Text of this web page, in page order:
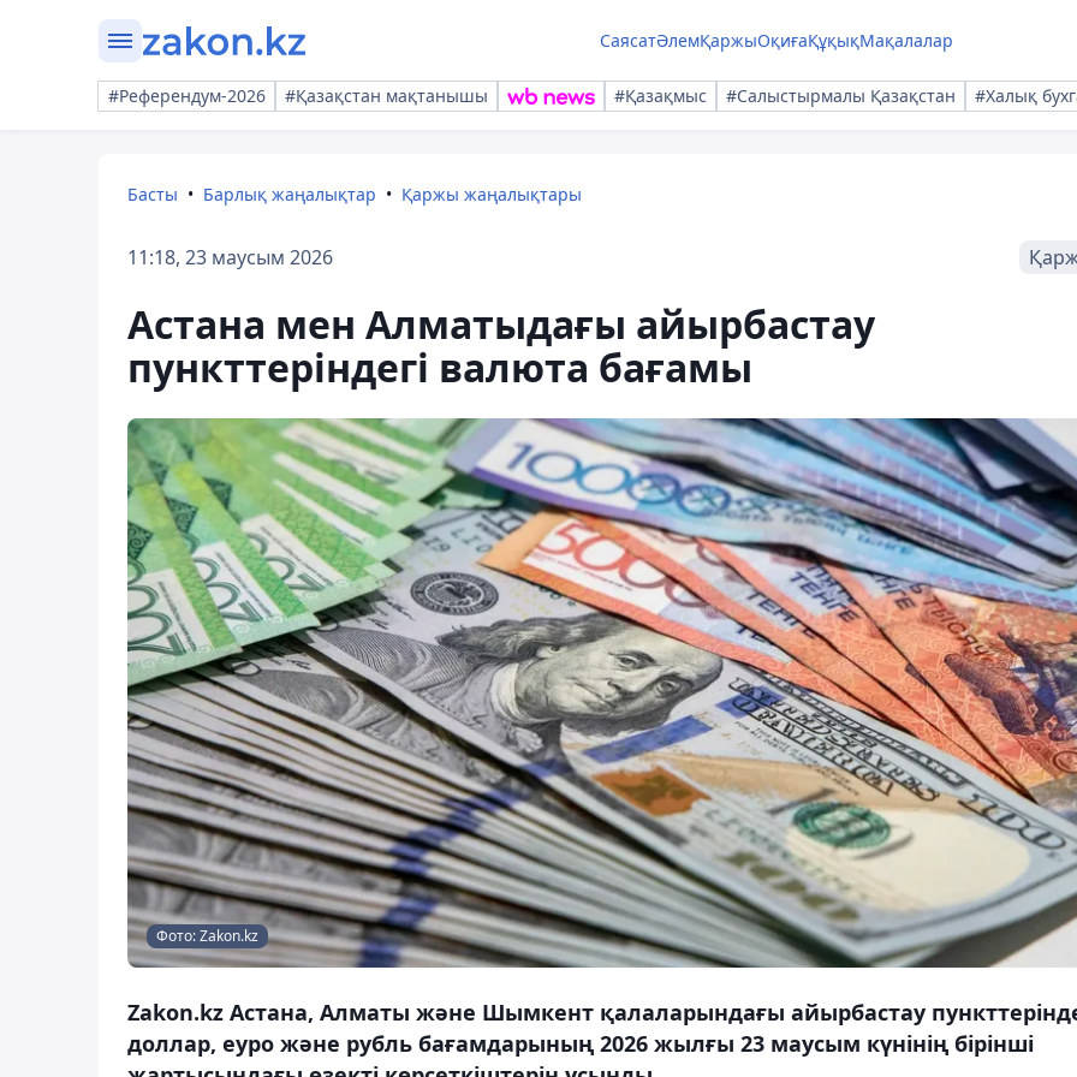
СаясатӘлемҚаржыОқиғаҚұқықМақалалар
#Референдум-2026 #Қазақстан мақтанышы #Қазақмыс #Салыстырмалы Қазақстан #Халық
Басты Барлық жаңалықтар Қаржы жаңалықтары
11:18, 23 маусым 2026
Астана мен Алматыдағы айырбастау
пункттеріндегі валюта бағамы
Фото: Zakon.kz
Zakon.kz Астана, Алматы және Шымкент қалаларындағы айырбастау
доллар, еуро және рубль бағамдарының 2026 жылғы 23 маусым күнінің бірінші